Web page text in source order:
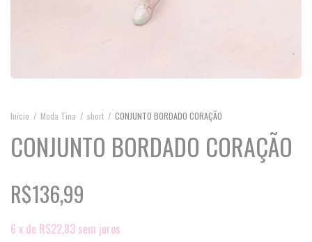
Início / Moda Tina / short / CONJUNTO BORDADO CORAÇÃO
CONJUNTO BORDADO CORAÇÃO
R$136,99
6 x de R$22,83 sem juros